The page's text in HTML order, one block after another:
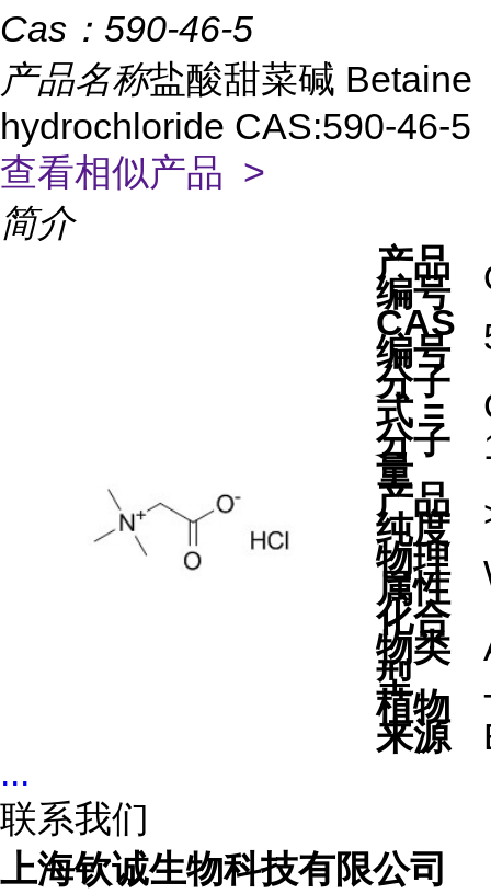
Cas： 590-46-5
产品名称盐酸甜菜碱 Betaine
hydrochloride CAS:590-46-5
查看相似产品 >
简介
产品
编号
CAS
编号
分子
式 =
分子
量
产品
纯度
物理
属性
化合
物类
型
植物
来源
...
联系我们
上海钦诚生物科技有限公司